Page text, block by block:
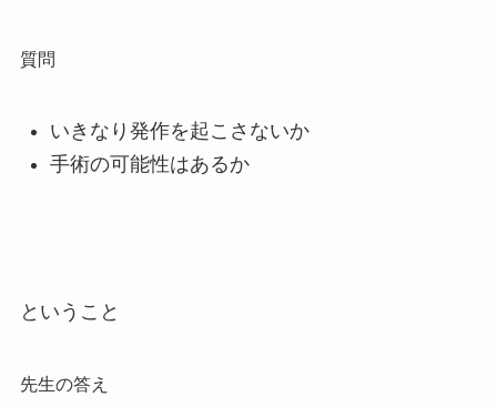
質問
いきなり発作を起こさないか
手術の可能性はあるか
ということ
先生の答え